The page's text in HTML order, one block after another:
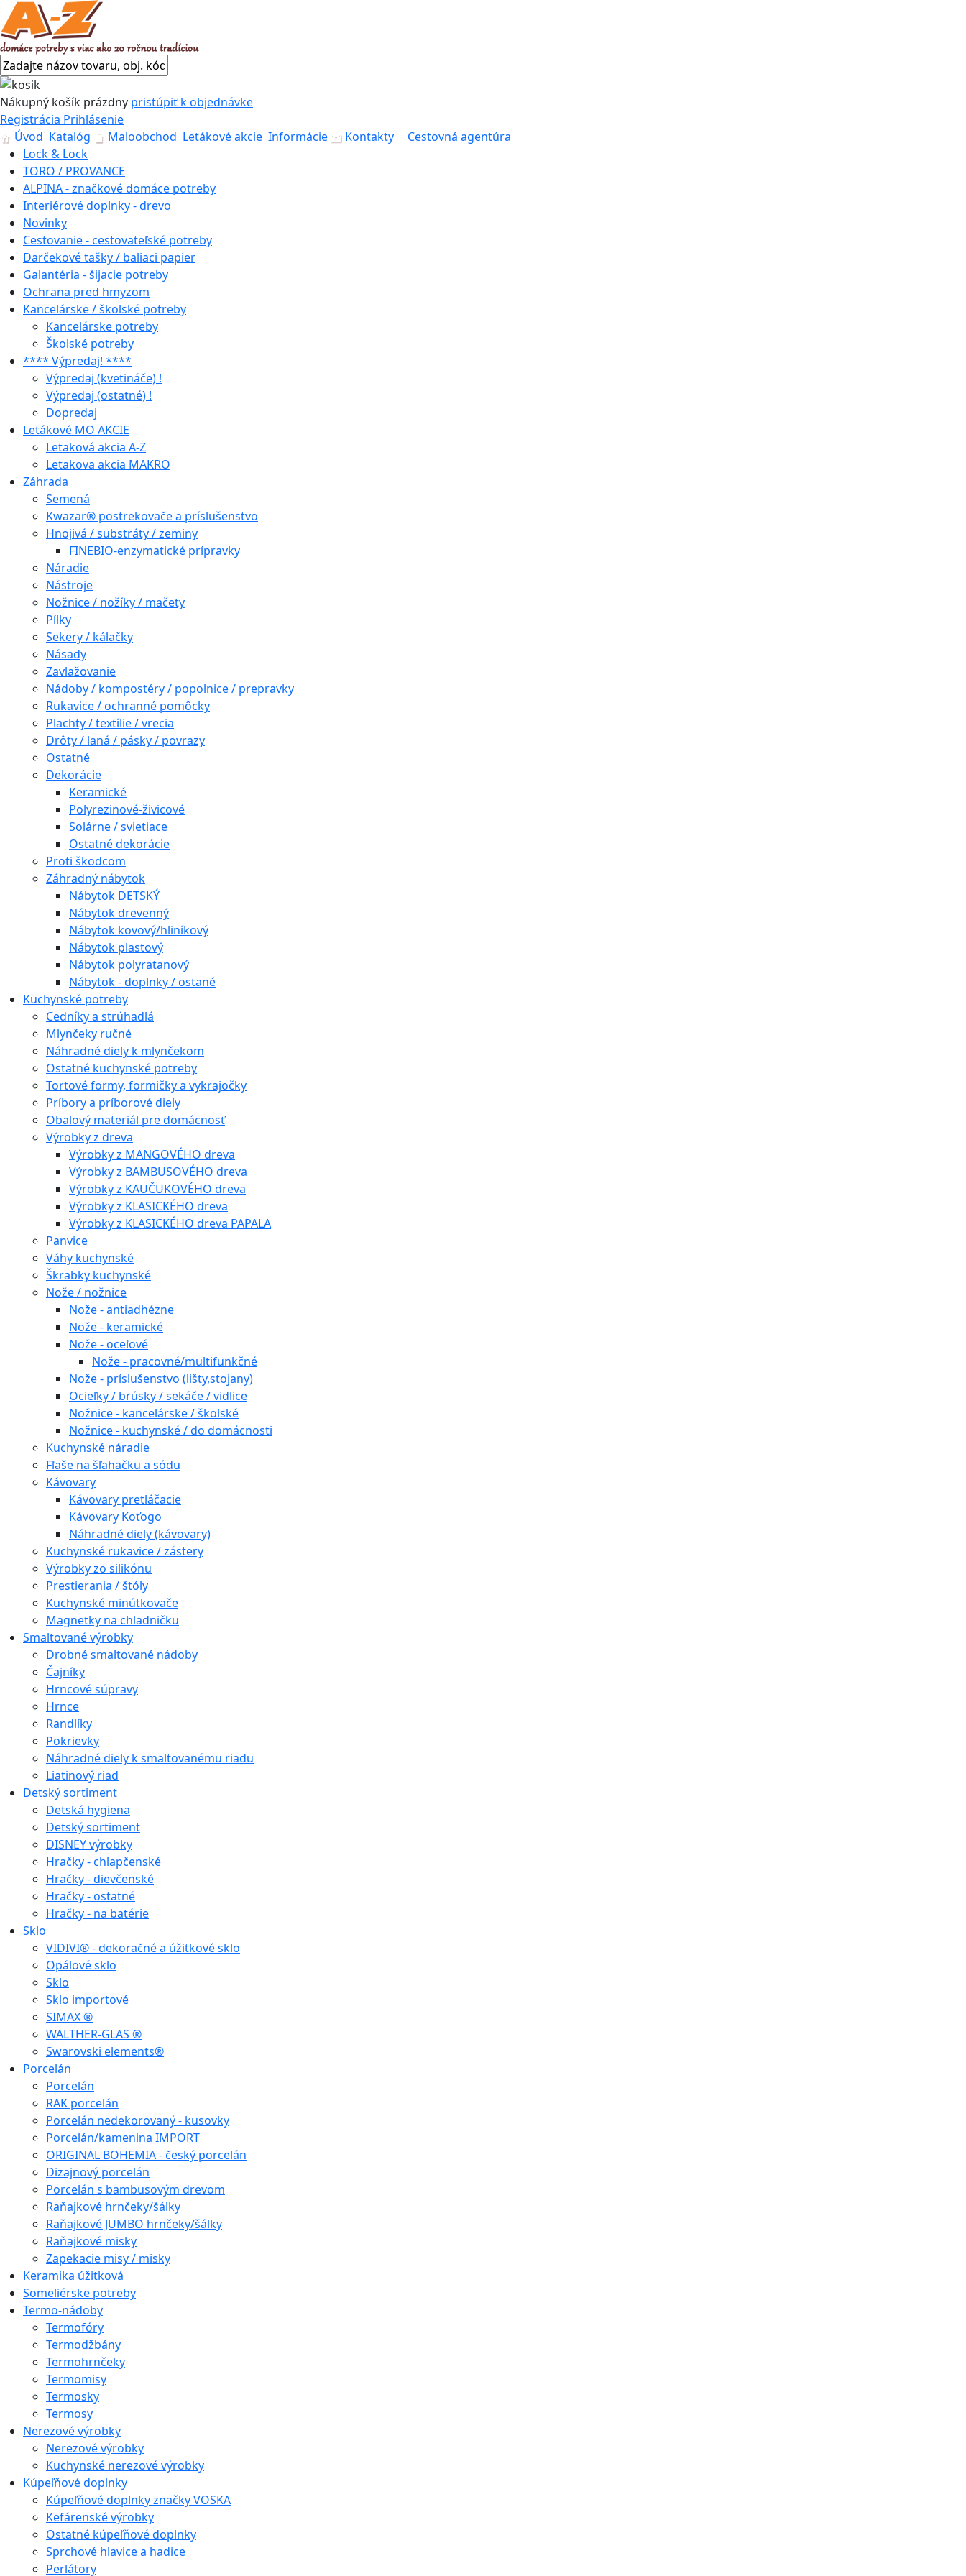
Nákupný košík prázdny pristúpiť k objednávke
Registrácia Prihlásenie
Úvod Katalóg Maloobchod Letákové akcie Informácie Kontakty
Cestovná agentúra
Lock & Lock
TORO / PROVANCE
ALPINA - značkové domáce potreby
Interiérové doplnky - drevo
Novinky
Cestovanie - cestovateľské potreby
Darčekové tašky / baliaci papier
Galantéria - šijacie potreby
Ochrana pred hmyzom
Kancelárske / školské potreby
Kancelárske potreby
Školské potreby
**** Výpredaj! ****
Výpredaj (kvetináče) !
Výpredaj (ostatné) !
Dopredaj
Letákové MO AKCIE
Letaková akcia A-Z
Letakova akcia MAKRO
Záhrada
Semená
Kwazar® postrekovače a príslušenstvo
Hnojivá / substráty / zeminy
FINEBIO-enzymatické prípravky
Náradie
Nástroje
Nožnice / nožíky / mačety
Pílky
Sekery / kálačky
Násady
Zavlažovanie
Nádoby / kompostéry / popolnice / prepravky
Rukavice / ochranné pomôcky
Plachty / textílie / vrecia
Drôty / laná / pásky / povrazy
Ostatné
Dekorácie
Keramické
Polyrezinové-živicové
Solárne / svietiace
Ostatné dekorácie
Proti škodcom
Záhradný nábytok
Nábytok DETSKÝ
Nábytok drevenný
Nábytok kovový/hliníkový
Nábytok plastový
Nábytok polyratanový
Nábytok - doplnky / ostané
Kuchynské potreby
Cedníky a strúhadlá
Mlynčeky ručné
Náhradné diely k mlynčekom
Ostatné kuchynské potreby
Tortové formy, formičky a vykrajočky
Príbory a príborové diely
Obalový materiál pre domácnosť
Výrobky z dreva
Výrobky z MANGOVÉHO dreva
Výrobky z BAMBUSOVÉHO dreva
Výrobky z KAUČUKOVÉHO dreva
Výrobky z KLASICKÉHO dreva
Výrobky z KLASICKÉHO dreva PAPALA
Panvice
Váhy kuchynské
Škrabky kuchynské
Nože / nožnice
Nože - antiadhézne
Nože - keramické
Nože - oceľové
Nože - pracovné/multifunkčné
Nože - príslušenstvo (lišty,stojany)
Ocieľky / brúsky / sekáče / vidlice
Nožnice - kancelárske / školské
Nožnice - kuchynské / do domácnosti
Kuchynské náradie
Fľaše na šľahačku a sódu
Kávovary
Kávovary pretláčacie
Kávovary Koťogo
Náhradné diely (kávovary)
Kuchynské rukavice / zástery
Výrobky zo silikónu
Prestierania / štóly
Kuchynské minútkovače
Magnetky na chladničku
Smaltované výrobky
Drobné smaltované nádoby
Čajníky
Hrncové súpravy
Hrnce
Randlíky
Pokrievky
Náhradné diely k smaltovanému riadu
Liatinový riad
Detský sortiment
Detská hygiena
Detský sortiment
DISNEY výrobky
Hračky - chlapčenské
Hračky - dievčenské
Hračky - ostatné
Hračky - na batérie
Sklo
VIDIVI® - dekoračné a úžitkové sklo
Opálové sklo
Sklo
Sklo importové
SIMAX ®
WALTHER-GLAS ®
Swarovski elements®
Porcelán
Porcelán
RAK porcelán
Porcelán nedekorovaný - kusovky
Porcelán/kamenina IMPORT
ORIGINAL BOHEMIA - český porcelán
Dizajnový porcelán
Porcelán s bambusovým drevom
Raňajkové hrnčeky/šálky
Raňajkové JUMBO hrnčeky/šálky
Raňajkové misky
Zapekacie misy / misky
Keramika úžitková
Someliérske potreby
Termo-nádoby
Termofóry
Termodžbány
Termohrnčeky
Termomisy
Termosky
Termosy
Nerezové výrobky
Nerezové výrobky
Kuchynské nerezové výrobky
Kúpeľňové doplnky
Kúpeľňové doplnky značky VOSKA
Kefárenské výrobky
Ostatné kúpeľňové doplnky
Sprchové hlavice a hadice
Perlátory